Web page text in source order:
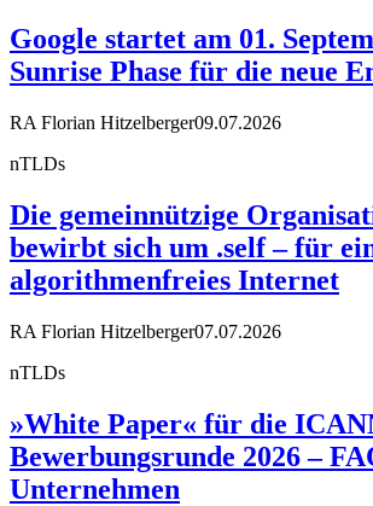
Google startet am 01.
Sunrise Phase für die neue
RA Florian Hitzelberger09.07.2026
nTLDs
Die gemeinnützige
bewirbt sich um .self – für
algorithmenfreies Internet
RA Florian Hitzelberger07.07.2026
nTLDs
»White Paper« für die
Bewerbungsrunde 2026 –
Unternehmen